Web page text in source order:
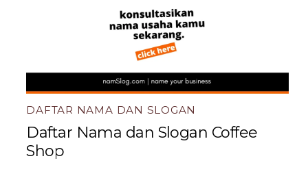
DAFTAR NAMA DAN SLOGAN
Daftar Nama dan Slogan Coffee
Shop